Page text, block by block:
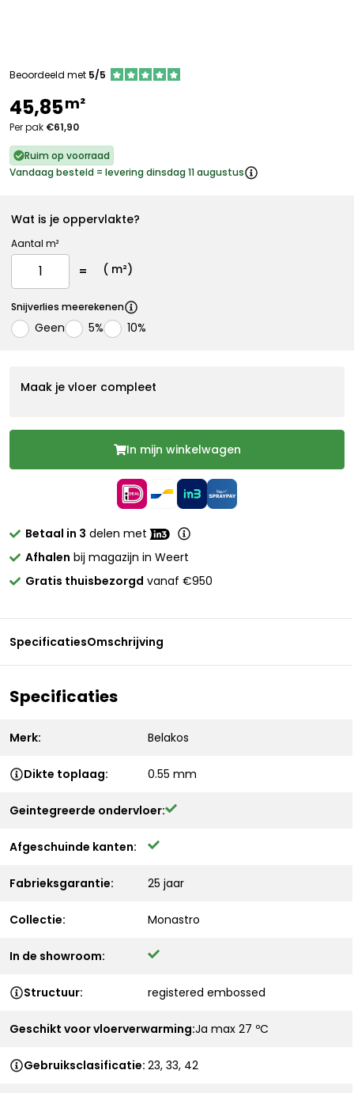
Beoordeeld met 5/5
45,85m²
Per pak €61,90
Ruim op voorraad
Vandaag besteld = levering dinsdag 11 augustus
Wat is je oppervlakte?
Aantal m²
( m²)
Snijverlies meerekenen
Geen 5% 10%
Maak je vloer compleet
In mijn winkelwagen
Betaal in 3 delen met
Afhalen bij magazijn in Weert
Gratis thuisbezorgd vanaf €950
SpecificatiesOmschrijving
Specificaties
Merk: Belakos
Dikte toplaag: 0.55 mm
Geintegreerde ondervloer:
Afgeschuinde kanten:
Fabrieksgarantie: 25 jaar
Collectie: Monastro
In de showroom:
Structuur: registered embossed
Geschikt voor vloerverwarming:Ja max 27 ºC
Gebruiksclasificatie: 23, 33, 42